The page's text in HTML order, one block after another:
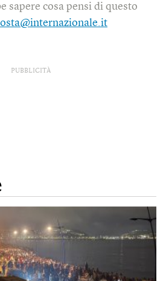
sapere cosa pensi di questo
PUBBLICITÀ